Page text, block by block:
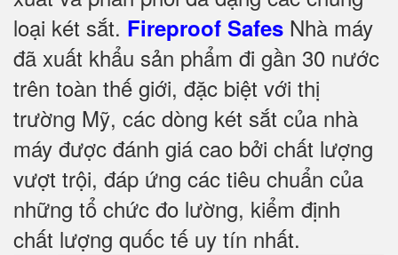
loại két sắt. Fireproof Safes Nhà máy
đã xuất khẩu sản phẩm đi gần 30 nước
trên toàn thế giới, đặc biệt với thị
trường Mỹ, các dòng két sắt của nhà
máy được đánh giá cao bởi chất lượng
vượt trội, đáp ứng các tiêu chuẩn của
những tổ chức đo lường, kiểm định
chất lượng quốc tế uy tín nhất.